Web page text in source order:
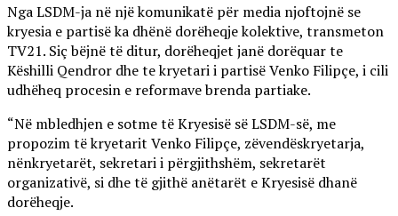
Nga LSDM-ja në një komunikatë për media njoftojnë se
kryesia e partisë ka dhënë dorëheqje kolektive, transmeton
TV21. Siç bëjnë të ditur, dorëheqjet janë dorëquar te
Këshilli Qendror dhe te kryetari i partisë Venko Filipçe, i cili
udhëheq procesin e reformave brenda partiake.
“Në mbledhjen e sotme të Kryesisë së LSDM-së, me
propozim të kryetarit Venko Filipçe, zëvendëskryetarja,
nënkryetarët, sekretari i përgjithshëm, sekretarët
organizativë, si dhe të gjithë anëtarët e Kryesisë dhanë
dorëheqje.